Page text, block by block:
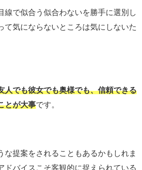
線で似合う似合わないを勝手に選別し
て気にならないところは気にしないた
人でも彼女でも奥様でも、信頼できる
とが大事です。
な提案をされることもあるかもしれま
ドバイスこそ客観的に捉えられている